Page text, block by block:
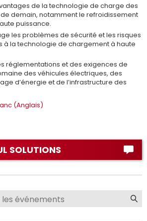
de la technologie de charge des
de demain, notamment le refroidissement
puissance.
les problèmes de sécurité et les risques
à la technologie de chargement à haute
réglementations et des exigences de
des véhicules électriques, des
d’énergie et de l’infrastructure des
(Anglais)
SOLUTIONS